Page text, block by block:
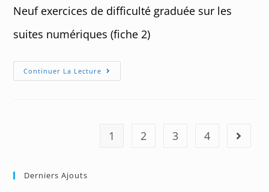
Neuf exercices de difficulté graduée sur les
suites numériques (fiche 2)
Continuer La Lecture Exercices
Sur
1 2 3 4 Aller à
Derniers Ajouts